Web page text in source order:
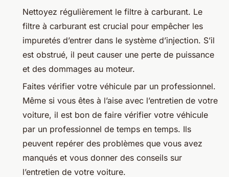
Nettoyez régulièrement le filtre à carburant. Le
filtre à carburant est crucial pour empêcher les
impuretés d’entrer dans le système d’injection. S’il
est obstrué, il peut causer une perte de puissance
et des dommages au moteur.
Faites vérifier votre véhicule par un professionnel.
Même si vous êtes à l’aise avec l’entretien de votre
voiture, il est bon de faire vérifier votre véhicule
par un professionnel de temps en temps. Ils
peuvent repérer des problèmes que vous avez
manqués et vous donner des conseils sur
l’entretien de votre voiture.